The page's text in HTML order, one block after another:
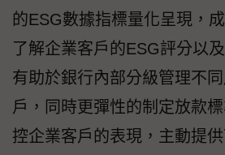
的ESG數據指標量化呈現，
了解企業客戶的ESG評分以
有助於銀行內部分級管理不
戶，同時更彈性的制定放款
控企業客戶的表現，主動提